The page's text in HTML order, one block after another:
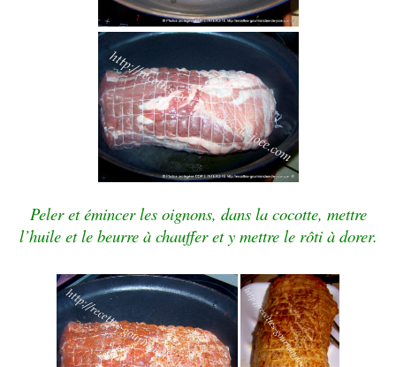
Peler et émincer les oignons, dans la cocotte, mettre
l’huile et le beurre à chauffer et y mettre le rôti à dorer.